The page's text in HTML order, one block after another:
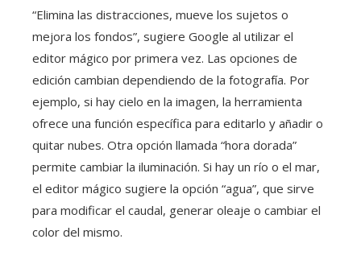
“Elimina las distracciones, mueve los sujetos o
mejora los fondos”, sugiere Google al utilizar el
editor mágico por primera vez. Las opciones de
edición cambian dependiendo de la fotografía. Por
ejemplo, si hay cielo en la imagen, la herramienta
ofrece una función específica para editarlo y añadir o
quitar nubes. Otra opción llamada “hora dorada”
permite cambiar la iluminación. Si hay un río o el mar,
el editor mágico sugiere la opción “agua”, que sirve
para modificar el caudal, generar oleaje o cambiar el
color del mismo.